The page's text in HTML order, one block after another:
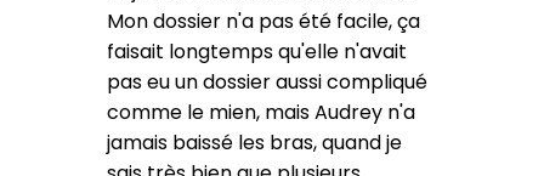
Mon dossier n'a pas été facile, ça
faisait longtemps qu'elle n'avait
pas eu un dossier aussi compliqué
comme le mien, mais Audrey n'a
jamais baissé les bras, quand je